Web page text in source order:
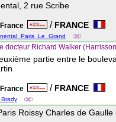
2 rue Scribe
France / FRANCE
docteur Richard Walker
partie entre le
France / FRANCE
Roissy Charles de Gaulle